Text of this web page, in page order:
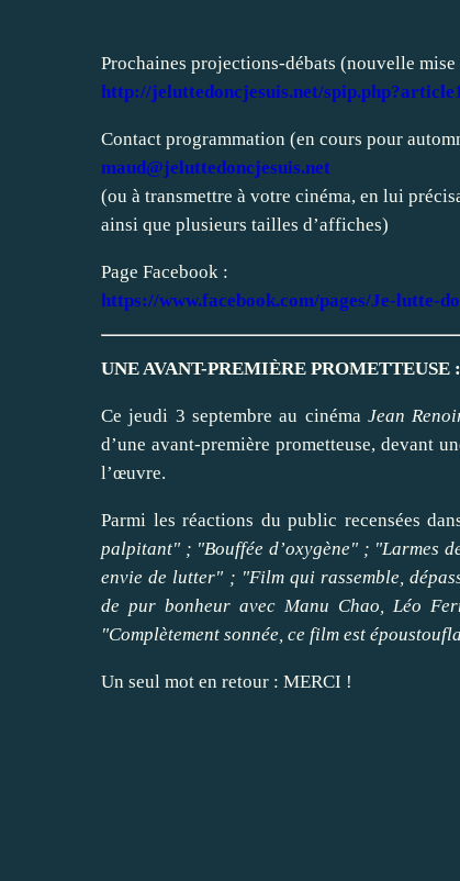
Prochaines projections-débats (nouvelle
http://jeluttedoncjesuis.net/
Contact programmation (en cours pour
maud@jeluttedoncjesuis.net
(ou à transmettre à votre cinéma, en lui
ainsi que plusieurs tailles d’affiches)
Page Facebook :
https://www.facebook.com/pages/Je-lutte-
UNE AVANT-PREMIÈRE
Ce jeudi 3 septembre au cinéma Jean
d’une avant-première prometteuse, devant
l’œuvre.
Parmi les réactions du public recensées
palpitant" ; "Bouffée d’oxygène" ; "Larmes
envie de lutter" ; "Film qui rassemble,
de pur bonheur avec Manu Chao, Léo
"Complètement sonnée, ce film est
Un seul mot en retour : MERCI !